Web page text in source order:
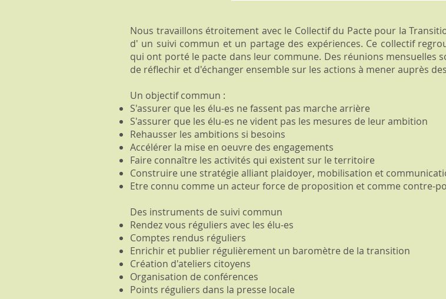
Nous travaillons étroitement avec le Collectif du Pacte pour la
d' un suivi commun et un partage des expériences. Ce collectif
qui ont porté le pacte dans leur commune. Des réunions mensuelles
de réflechir et d'échanger ensemble sur les actions à mener auprès
Un objectif commun :
S'assurer que les élu-es ne fassent pas marche arrière
S'assurer que les élu-es ne vident pas les mesures de leur ambition
Rehausser les ambitions si besoins
Accélérer la mise en oeuvre des engagements
Faire connaître les activités qui existent sur le territoire
Construire une stratégie alliant plaidoyer, mobilisation et
Etre connu comme un acteur force de proposition et comme contre-
Des instruments de suivi commun
Rendez vous réguliers avec les élu-es
Comptes rendus réguliers
Enrichir et publier régulièrement un baromètre de la transition
Création d'ateliers citoyens
Organisation de conférences
Points réguliers dans la presse locale